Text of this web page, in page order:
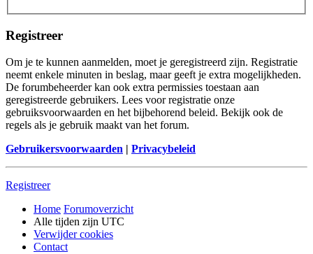
Registreer
Om je te kunnen aanmelden, moet je geregistreerd zijn. Registratie
neemt enkele minuten in beslag, maar geeft je extra mogelijkheden.
De forumbeheerder kan ook extra permissies toestaan aan
geregistreerde gebruikers. Lees voor registratie onze
gebruiksvoorwaarden en het bijbehorend beleid. Bekijk ook de
regels als je gebruik maakt van het forum.
Gebruikersvoorwaarden | Privacybeleid
Registreer
Home Forumoverzicht
Alle tijden zijn UTC
Verwijder cookies
Contact